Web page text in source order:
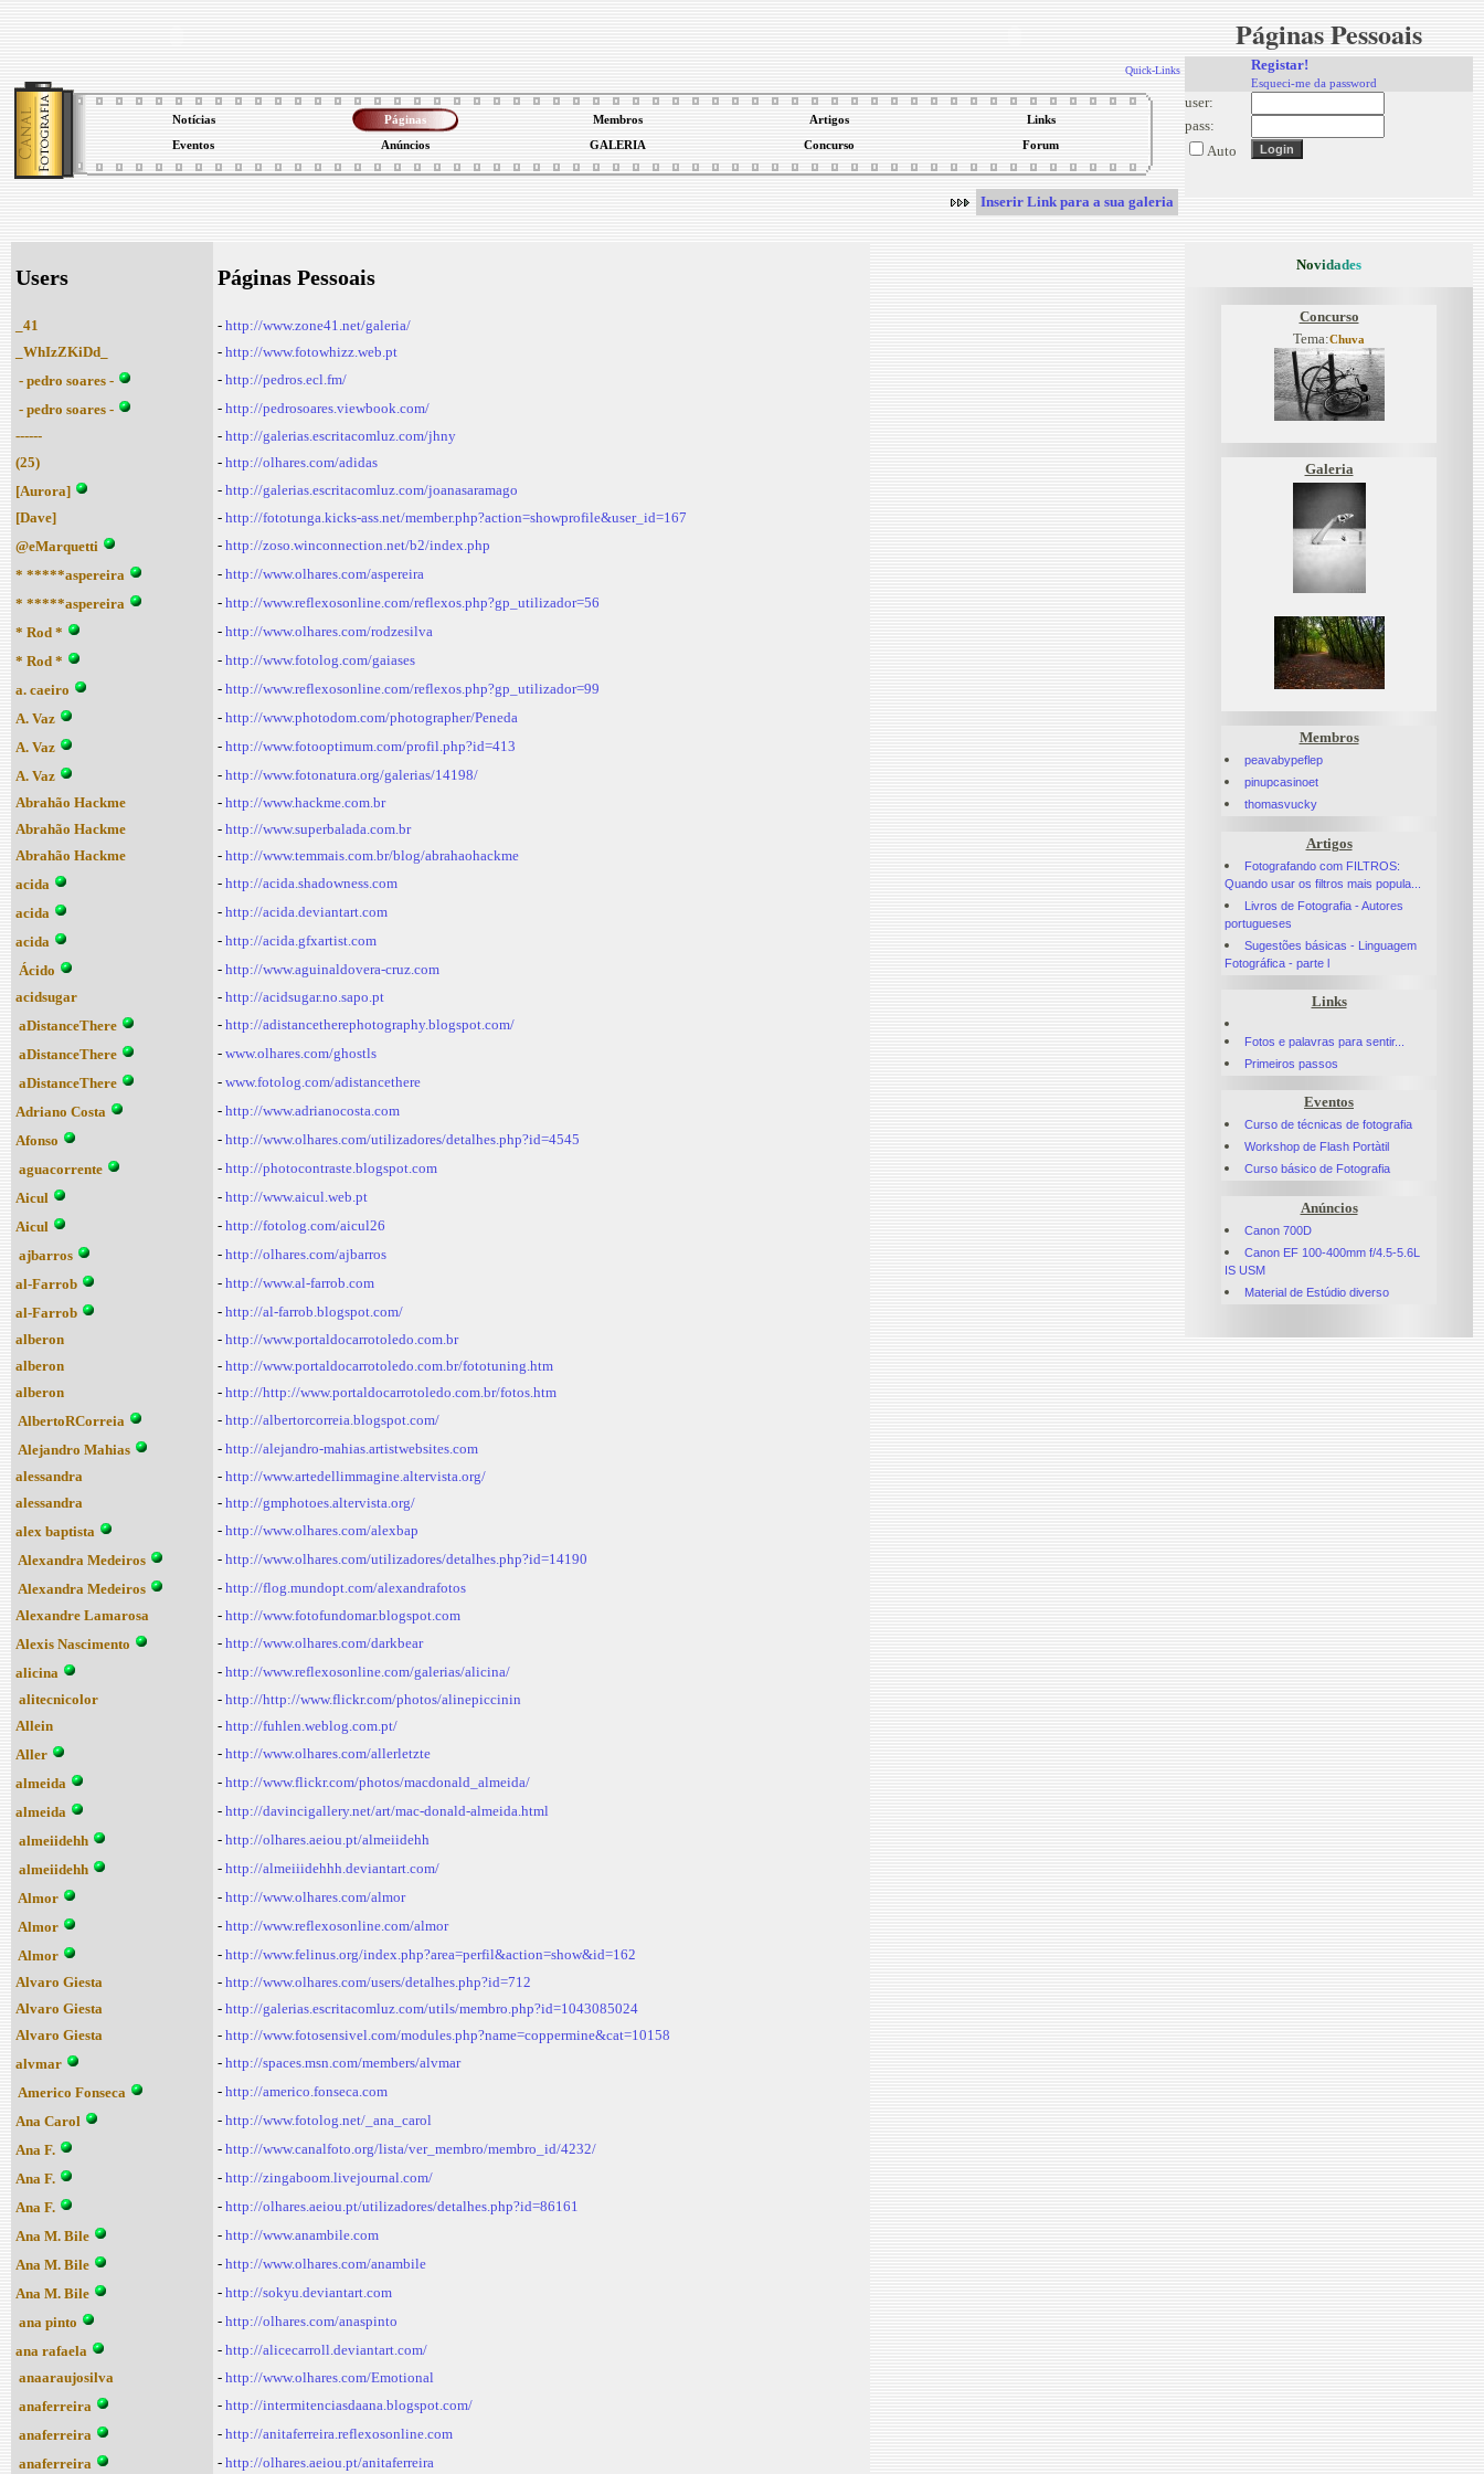
Quick-Links
Notícias Páginas Membros Artigos Links
Eventos Anúncios GALERIA Concurso Forum
Inserir Link para a sua galeria
Users Páginas Pessoais
_41 - http://www.zone41.net/galeria/
_WhIzZKiDd_
- http://www.fotowhizz.web.pt
- pedro soares -
- http://pedros.ecl.fm/
- pedro soares -
- http://pedrosoares.viewbook.com/
------
- http://galerias.escritacomluz.com/jhny
(25)
- http://olhares.com/adidas
[Aurora]
- http://galerias.escritacomluz.com/joanasaramago
[Dave]
- http://fototunga.kicks-ass.net/member.php?action=showprofile&user_id=167
@eMarquetti
- http://zoso.winconnection.net/b2/index.php
* *****aspereira
- http://www.olhares.com/aspereira
* *****aspereira
- http://www.reflexosonline.com/reflexos.php?gp_utilizador=56
* Rod *
- http://www.olhares.com/rodzesilva
* Rod *
- http://www.fotolog.com/gaiases
a. caeiro
- http://www.reflexosonline.com/reflexos.php?gp_utilizador=99
A. Vaz
- http://www.photodom.com/photographer/Peneda
A. Vaz
- http://www.fotooptimum.com/profil.php?id=413
A. Vaz
- http://www.fotonatura.org/galerias/14198/
Abrahão Hackme
- http://www.hackme.com.br
Abrahão Hackme
- http://www.superbalada.com.br
Abrahão Hackme
- http://www.temmais.com.br/blog/abrahaohackme
acida
- http://acida.shadowness.com
acida
- http://acida.deviantart.com
acida
- http://acida.gfxartist.com
Ácido
- http://www.aguinaldovera-cruz.com
acidsugar
- http://acidsugar.no.sapo.pt
aDistanceThere
- http://adistancetherephotography.blogspot.com/
aDistanceThere
- www.olhares.com/ghostls
aDistanceThere
- www.fotolog.com/adistancethere
Adriano Costa
- http://www.adrianocosta.com
Afonso
- http://www.olhares.com/utilizadores/detalhes.php?id=4545
aguacorrente
- http://photocontraste.blogspot.com
Aicul
- http://www.aicul.web.pt
Aicul
- http://fotolog.com/aicul26
ajbarros
- http://olhares.com/ajbarros
al-Farrob
- http://www.al-farrob.com
al-Farrob
- http://al-farrob.blogspot.com/
alberon
- http://www.portaldocarrotoledo.com.br
alberon
- http://www.portaldocarrotoledo.com.br/fototuning.htm
alberon
- http://http://www.portaldocarrotoledo.com.br/fotos.htm
AlbertoRCorreia
- http://albertorcorreia.blogspot.com/
Alejandro Mahias
- http://alejandro-mahias.artistwebsites.com
alessandra
- http://www.artedellimmagine.altervista.org/
alessandra
- http://gmphotoes.altervista.org/
alex baptista
- http://www.olhares.com/alexbap
Alexandra Medeiros
- http://www.olhares.com/utilizadores/detalhes.php?id=14190
Alexandra Medeiros
- http://flog.mundopt.com/alexandrafotos
Alexandre Lamarosa
- http://www.fotofundomar.blogspot.com
Alexis Nascimento
- http://www.olhares.com/darkbear
alicina
- http://www.reflexosonline.com/galerias/alicina/
alitecnicolor
- http://http://www.flickr.com/photos/alinepiccinin
Allein
- http://fuhlen.weblog.com.pt/
Aller
- http://www.olhares.com/allerletzte
almeida
- http://www.flickr.com/photos/macdonald_almeida/
almeida
- http://davincigallery.net/art/mac-donald-almeida.html
almeiidehh
- http://olhares.aeiou.pt/almeiidehh
almeiidehh
- http://almeiiidehhh.deviantart.com/
Almor
- http://www.olhares.com/almor
Almor
- http://www.reflexosonline.com/almor
Almor
- http://www.felinus.org/index.php?area=perfil&action=show&id=162
Alvaro Giesta
- http://www.olhares.com/users/detalhes.php?id=712
Alvaro Giesta
- http://galerias.escritacomluz.com/utils/membro.php?id=1043085024
Alvaro Giesta
- http://www.fotosensivel.com/modules.php?name=coppermine&cat=10158
alvmar
- http://spaces.msn.com/members/alvmar
Americo Fonseca
- http://americo.fonseca.com
Ana Carol
- http://www.fotolog.net/_ana_carol
Ana F.
- http://www.canalfoto.org/lista/ver_membro/membro_id/4232/
Ana F.
- http://zingaboom.livejournal.com/
Ana F.
- http://olhares.aeiou.pt/utilizadores/detalhes.php?id=86161
Ana M. Bile
- http://www.anambile.com
Ana M. Bile
- http://www.olhares.com/anambile
Ana M. Bile
- http://sokyu.deviantart.com
ana pinto
- http://olhares.com/anaspinto
ana rafaela
- http://alicecarroll.deviantart.com/
anaaraujosilva
- http://www.olhares.com/Emotional
anaferreira
- http://intermitenciasdaana.blogspot.com/
anaferreira
- http://anitaferreira.reflexosonline.com
anaferreira
- http://olhares.aeiou.pt/anitaferreira
Páginas Pessoais
Registar!
Esqueci-me da password
user:
pass:
Auto
Novidades
Concurso
Tema:Chuva
Galeria
Membros
peavabypeflep
pinupcasinoet
thomasvucky
Artigos
Fotografando com FILTROS:
Quando usar os filtros mais popula...
Livros de Fotografia - Autores
portugueses
Sugestões básicas - Linguagem
Fotográfica - parte l
Links
Fotos e palavras para sentir...
Primeiros passos
Eventos
Curso de técnicas de fotografia
Workshop de Flash Portàtil
Curso básico de Fotografia
Anúncios
Canon 700D
Canon EF 100-400mm f/4.5-5.6L
IS USM
Material de Estúdio diverso